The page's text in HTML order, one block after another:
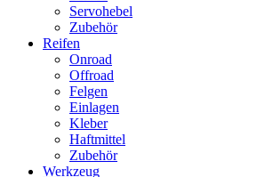
Servohebel
Zubehör
Reifen
Onroad
Offroad
Felgen
Einlagen
Kleber
Haftmittel
Zubehör
Werkzeug